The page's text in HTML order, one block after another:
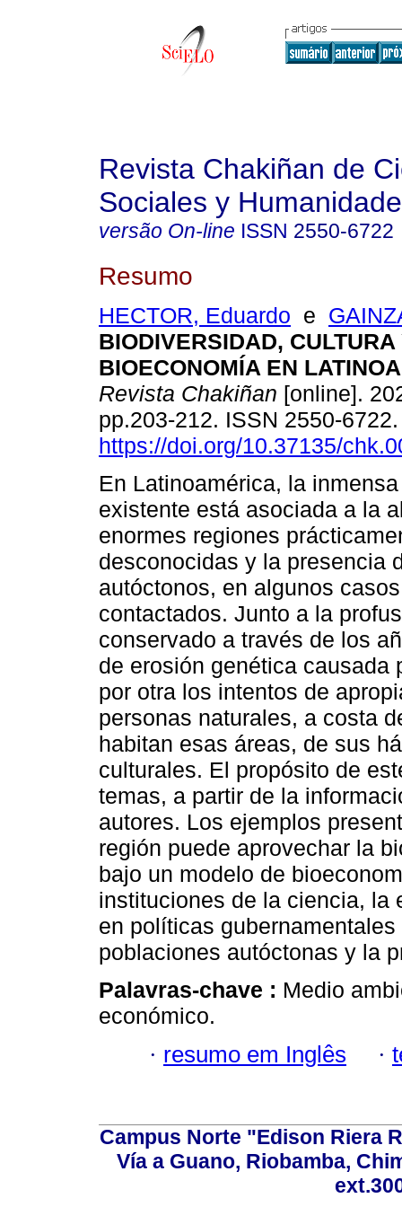
Revista Chakiñan de
Sociales y
versão On-line ISSN 2550-6722
Resumo
HECTOR, Eduardo e
BIODIVERSIDAD, CULTURA
BIOECONOMÍA EN
Revista Chakiñan [online].
pp.203-212. ISSN 2550-
https://doi.org/10.37135/
En Latinoamérica, la
existente está asociada a la
enormes regiones
desconocidas y la presencia
autóctonos, en algunos
contactados. Junto a la
conservado a través de los
de erosión genética causada
por otra los intentos de
personas naturales, a costa
habitan esas áreas, de sus
culturales. El propósito de
temas, a partir de la
autores. Los ejemplos
región puede aprovechar la
bajo un modelo de
instituciones de la ciencia, la
en políticas
poblaciones autóctonas y la
Palavras-chave : Medio
económico.
· resumo em Inglês ·
Campus Norte "Edison Riera
Vía a Guano, Riobamba,